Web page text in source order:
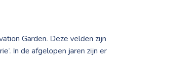
Garden. Deze velden zijn
In de afgelopen jaren zijn er